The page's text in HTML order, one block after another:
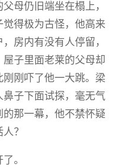
母仍旧端坐在榻上，
得极为古怪，他高来
房内有没有人停留，
子里面老莱的父母却
刚吓了他一大跳。梁
子下面试探，毫无气
那一幕，他不禁怀疑
？
。